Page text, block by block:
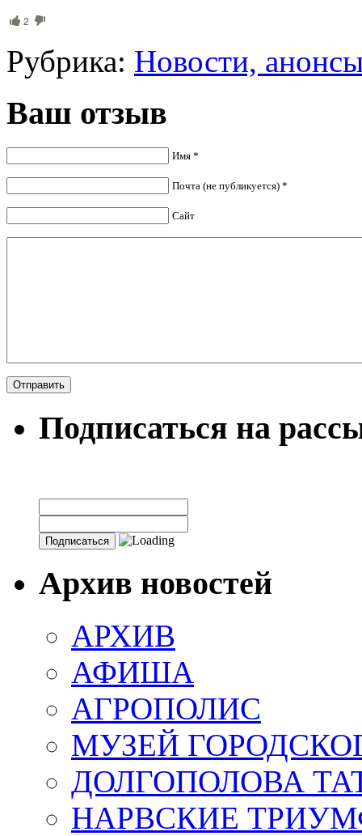
2
Рубрика: Новости,
Ваш отзыв
Имя *
Почта (не публикуется) *
Сайт
Подписаться на
Архив новостей
АРХИВ
АФИША
АГРОПОЛИС
МУЗЕЙ
ДОЛГОПОЛОВА
НАРВСКИЕ